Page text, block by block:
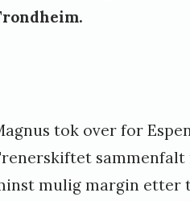
tok over for
sammenfalt
mulig margin etter